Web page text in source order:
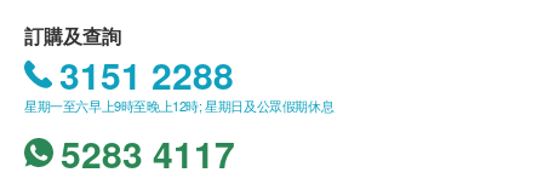
肺」，以滋陰、補肺、養腎為基礎，具有擴
張支氣管、平喘、緩和痰多咳嗽、防止肺氣
腫、補肺益腎的作用，例如氣促及氣管敏感
引致的乾咳。
***根據世界衛生組織公布，新冠康復在病毒
我們將於確定訂單後1-3個工作天內安排發貨。
不排除運送時間會因節日而有所影響。當八號烈風
訊號懸掛或黑色暴雨警告生效時，送貨服務時間將
會延遲。
所有訂單須視乎相關貨品的供應情況再作最後確
訂購及查詢
3151 2288
星期一至六早上9時至晚上12時; 星期日及公眾假期休息
5283 4117